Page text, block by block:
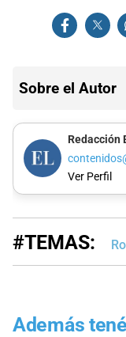
Sobre el Autor
Redacción
Ver Perfil
#TEMAS:
Además